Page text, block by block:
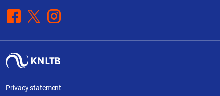
Facebook
X Instagram
Privacy statement